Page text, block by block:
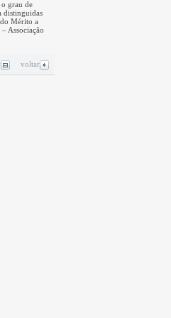
grau de
distinguidas
Mérito a
Associação
voltar